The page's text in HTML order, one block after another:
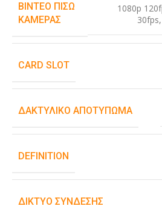
ΒΊΝΤΕΟ ΠΊΣΩ
ΚΆΜΕΡΑΣ
1080p
30fps,
CARD SLOT
ΔΑΚΤΥΛΙΚΌ ΑΠΟΤΎΠΩΜΑ
DEFINITION
ΔΊΚΤΥΟ ΣΎΝΔΕΣΗΣ